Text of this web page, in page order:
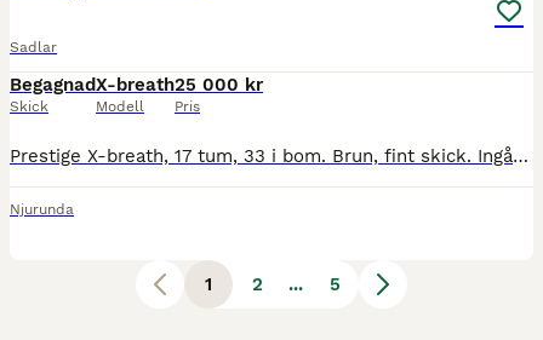
Sadlar
Begagnad
Skick
X-breath
Modell
25 000 kr
Pris
Prestige X-breath, 17 tum, 33 i bom. Brun, fint skick. Ingår stigbyglar och stigläder. Jag är utbildad sadelutprovare om du behöver hjälp med utprovning.
Njurunda
1 2 ... 5